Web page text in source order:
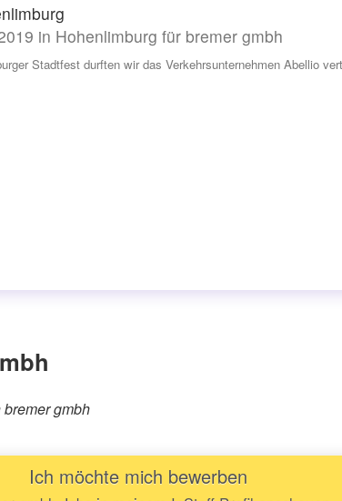
in Hohenlimburg für bremer gmbh
Stadtfest durften wir das Verkehrsunternehmen Abellio
gmbh
Ich möchte mich bewerben